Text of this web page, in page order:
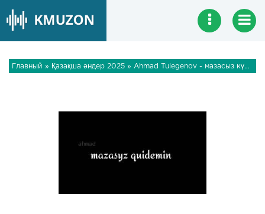
Главный » Қазақша әндер 2025 » Ahmad Tulegenov - мазасыз күйдемін